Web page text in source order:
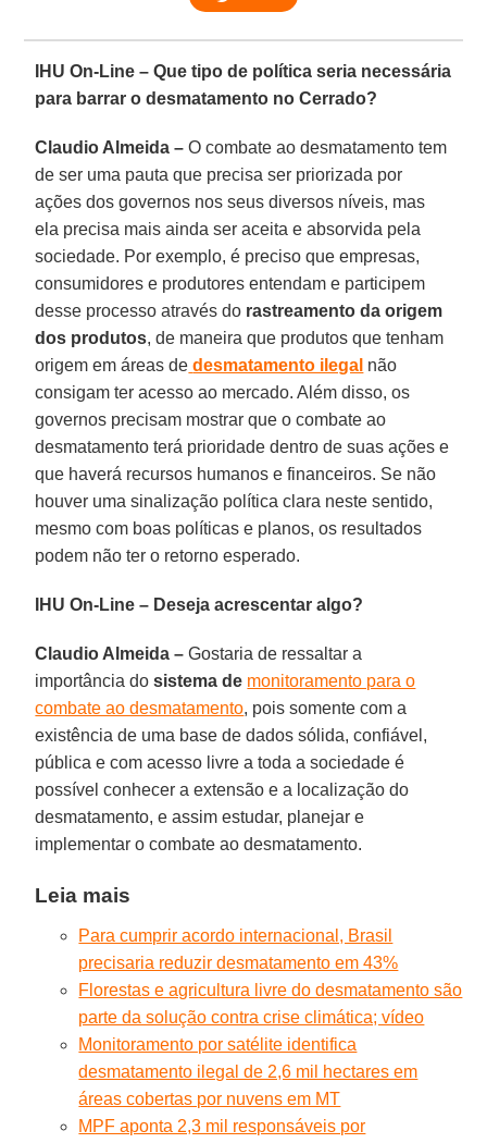
IHU On-Line – Que tipo de política seria necessária
para barrar o desmatamento no Cerrado?
Claudio Almeida – O combate ao desmatamento tem
de ser uma pauta que precisa ser priorizada por
ações dos governos nos seus diversos níveis, mas
ela precisa mais ainda ser aceita e absorvida pela
sociedade. Por exemplo, é preciso que empresas,
consumidores e produtores entendam e participem
desse processo através do rastreamento da origem
dos produtos, de maneira que produtos que tenham
origem em áreas de desmatamento ilegal não
consigam ter acesso ao mercado. Além disso, os
governos precisam mostrar que o combate ao
desmatamento terá prioridade dentro de suas ações e
que haverá recursos humanos e financeiros. Se não
houver uma sinalização política clara neste sentido,
mesmo com boas políticas e planos, os resultados
podem não ter o retorno esperado.
IHU On-Line – Deseja acrescentar algo?
Claudio Almeida – Gostaria de ressaltar a
importância dosistema de monitoramento para o
combate ao desmatamento, pois somente com a
existência de uma base de dados sólida, confiável,
pública e com acesso livre a toda a sociedade é
possível conhecer a extensão e a localização do
desmatamento, e assim estudar, planejar e
implementar o combate ao desmatamento.
Leia mais
Para cumprir acordo internacional, Brasil
precisaria reduzir desmatamento em 43%
Florestas e agricultura livre do desmatamento são
parte da solução contra crise climática; vídeo
Monitoramento por satélite identifica
desmatamento ilegal de 2,6 mil hectares em
áreas cobertas por nuvens em MT
MPF aponta 2,3 mil responsáveis por